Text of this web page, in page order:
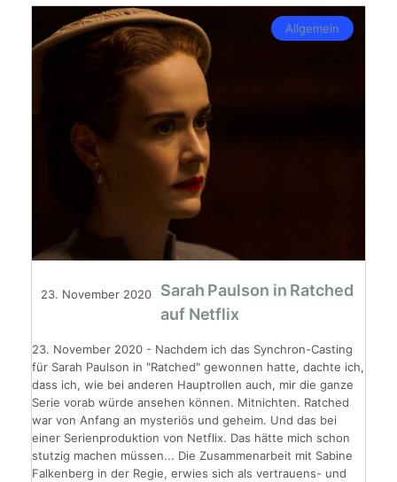
Allgemein
23. November 2020
Sarah Paulson in Ratched
auf Netflix
23. November 2020 - Nachdem ich das Synchron-Casting
für Sarah Paulson in "Ratched" gewonnen hatte, dachte ich,
dass ich, wie bei anderen Hauptrollen auch, mir die ganze
Serie vorab würde ansehen können. Mitnichten. Ratched
war von Anfang an mysteriös und geheim. Und das bei
einer Serienproduktion von Netflix. Das hätte mich schon
stutzig machen müssen... Die Zusammenarbeit mit Sabine
Falkenberg in der Regie, erwies sich als vertrauens- und